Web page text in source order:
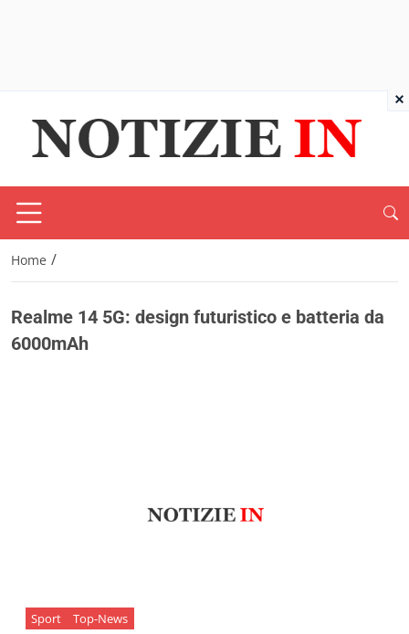
Home /
Realme 14 5G: design futuristico e batteria da
6000mAh
Sport Top-News
×